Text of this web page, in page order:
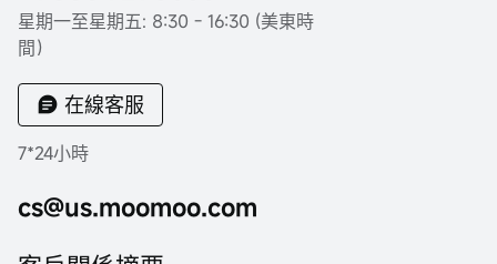
星期一至星期五: 8:30 - 16:30 (美東時
間）
在線客服
7*24小時
cs@us.moomoo.com